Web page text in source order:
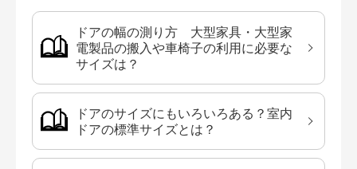
ドアの幅の測り方 大型家具・大型家
電製品の搬入や車椅子の利用に必要な
サイズは？
ドアのサイズにもいろいろある？室内
ドアの標準サイズとは？